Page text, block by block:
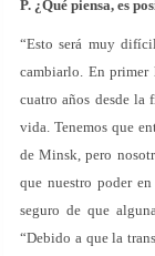
P. ¿Qué piensa, es
“Esto será muy
cambiarlo. En primer
cuatro años desde la
vida. Tenemos que
de Minsk, pero
que nuestro poder
seguro de que
“Debido a que la